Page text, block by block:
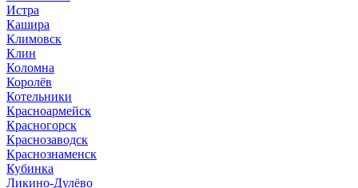
Истра
Кашира
Климовск
Клин
Коломна
Королёв
Котельники
Красноармейск
Красногорск
Краснозаводск
Краснознаменск
Кубинка
Ликино-Дулёво